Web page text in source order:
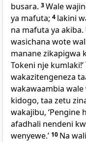
busara. 3Wale
ya mafuta; 4 lakini
na mafuta ya akiba.
wasichana wote
manane zikapigwa
Tokeni nje kumlaki!’
wakazitengeneza
wakawaambia wale
kidogo, taa zetu
wakajibu, ‘Pengine
afadhali nendeni
wenyewe.’ 10 Na